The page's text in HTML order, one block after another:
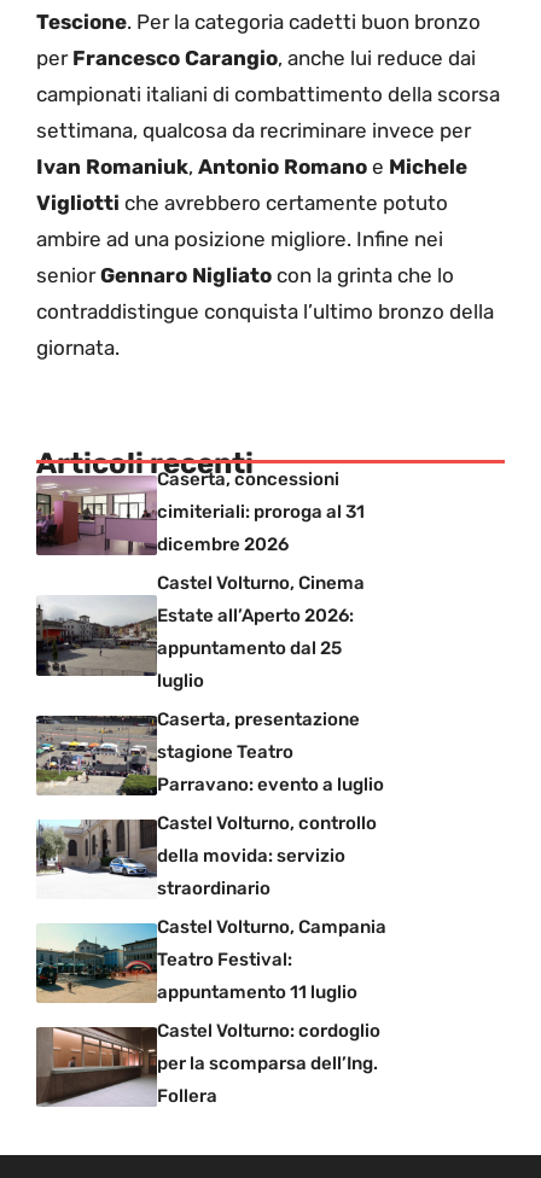
Tescione. Per la categoria cadetti buon bronzo
per Francesco Carangio, anche lui reduce dai
campionati italiani di combattimento della scorsa
settimana, qualcosa da recriminare invece per
Ivan Romaniuk, Antonio Romano e Michele
Vigliotti che avrebbero certamente potuto
ambire ad una posizione migliore. Infine nei
seniorGennaro Nigliato con la grinta che lo
contraddistingue conquista l’ultimo bronzo della
giornata.
Articoli recenti
Caserta, concessioni
cimiteriali: proroga al 31
dicembre 2026
Castel Volturno, Cinema
Estate all’Aperto 2026:
appuntamento dal 25
luglio
Caserta, presentazione
stagione Teatro
Parravano: evento a luglio
Castel Volturno, controllo
della movida: servizio
straordinario
Castel Volturno, Campania
Teatro Festival:
appuntamento 11 luglio
Castel Volturno: cordoglio
per la scomparsa dell’Ing.
Follera